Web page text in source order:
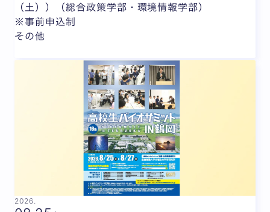
（土））（総合政策学部・環境情報学部）
※事前申込制
その他
2026.